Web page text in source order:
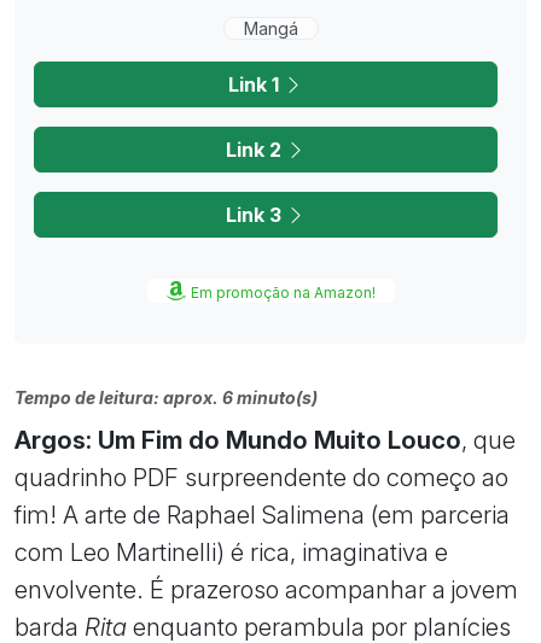
Mangá
Link 1
Link 2
Link 3
Em promoção na Amazon!
Tempo de leitura: aprox. 6 minuto(s)
Argos: Um Fim do Mundo Muito Louco, que
quadrinho PDF surpreendente do começo ao
fim! A arte de Raphael Salimena (em parceria
com Leo Martinelli) é rica, imaginativa e
envolvente. É prazeroso acompanhar a jovem
barda Rita enquanto perambula por planícies